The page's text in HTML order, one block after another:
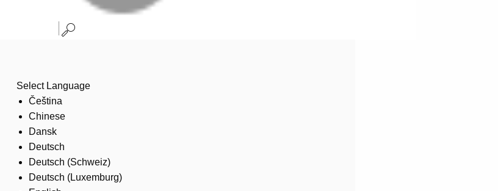
Select Language
Čeština
Chinese
Dansk
Deutsch
Deutsch (Schweiz)
Deutsch (Luxemburg)